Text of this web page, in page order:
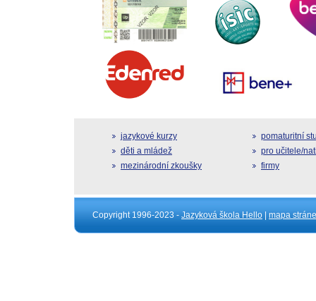
jazykové kurzy
děti a mládež
mezinárodní zkoušky
pomaturitní
pro učitele/
firmy
Copyright 1996-2023 - Jazyková škola Hello | mapa